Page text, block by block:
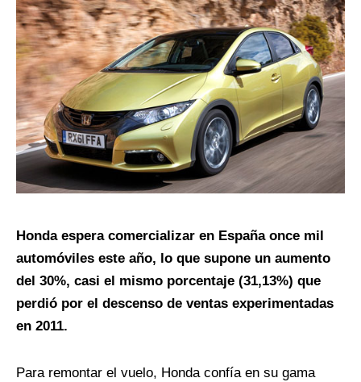
Honda espera comercializar en España once mil
automóviles este año, lo que supone un aumento
del 30%, casi el mismo porcentaje (31,13%) que
perdió por el descenso de ventas experimentadas
en 2011.
Para remontar el vuelo, Honda confía en su gama